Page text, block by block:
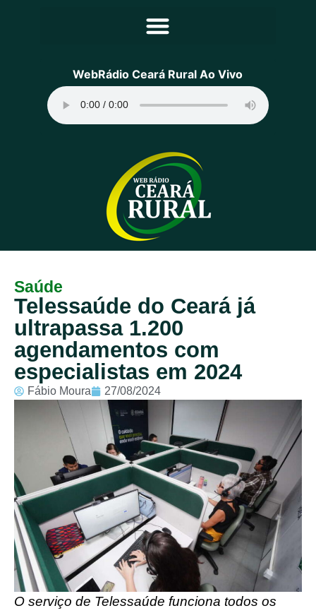
Principal
Programação
Equipe
Contato
Sobre
WebRádio Ceará Rural Ao Vivo
Saúde
Telessaúde do Ceará já
ultrapassa 1.200
agendamentos com
especialistas em 2024
Fábio Moura 27/08/2024
O serviço de Telessaúde funciona todos os